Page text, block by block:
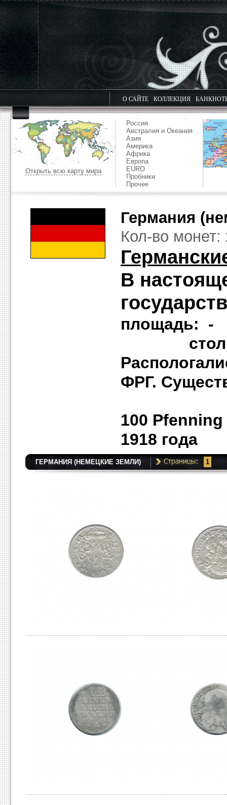
О САЙТЕ КОЛЛЕКЦИЯ
Открыть всю карту мира
Россия
Австралия и Океания
Азия
Америка
Африка
Европа
EURO
Пробники
Прочее
Германия
Кол-во монет:
В
ФРГ.
100
1918 года
ГЕРМАНИЯ (НЕМЕЦКИЕ ЗЕМЛИ) 1